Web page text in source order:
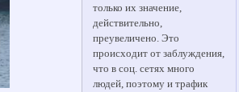
только их значение,
действительно,
преувеличено. Это
происходит от заблуждения,
что в соц. сетях много
людей, поэтому и трафик